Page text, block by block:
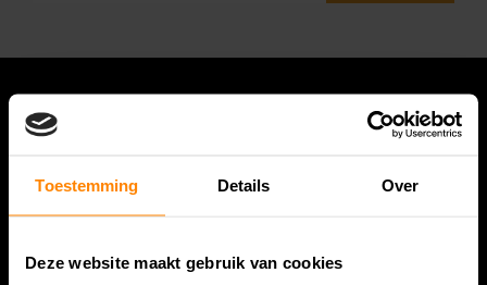
Toestemming Details Over
Deze website maakt gebruik van cookies